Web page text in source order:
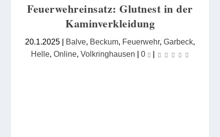
Feuerwehreinsatz: Glutnest in der
Kaminverkleidung
20.1.2025 | Balve, Beckum, Feuerwehr, Garbeck,
Helle, Online, Volkringhausen | 0 |